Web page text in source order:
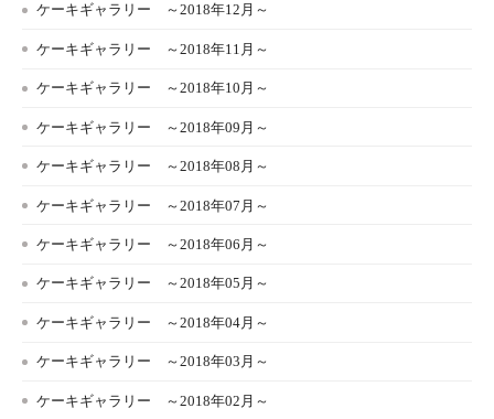
ケーキギャラリー ～2018年12月～
ケーキギャラリー ～2018年11月～
ケーキギャラリー ～2018年10月～
ケーキギャラリー ～2018年09月～
ケーキギャラリー ～2018年08月～
ケーキギャラリー ～2018年07月～
ケーキギャラリー ～2018年06月～
ケーキギャラリー ～2018年05月～
ケーキギャラリー ～2018年04月～
ケーキギャラリー ～2018年03月～
ケーキギャラリー ～2018年02月～